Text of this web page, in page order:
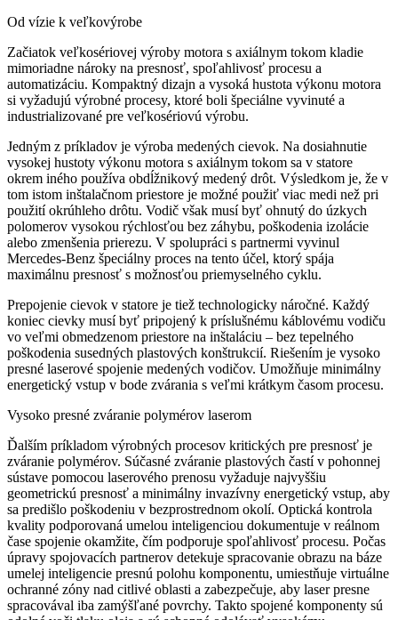
Od vízie k veľkovýrobe
Začiatok veľkosériovej výroby motora s axiálnym tokom kladie
mimoriadne nároky na presnosť, spoľahlivosť procesu a
automatizáciu. Kompaktný dizajn a vysoká hustota výkonu motora
si vyžadujú výrobné procesy, ktoré boli špeciálne vyvinuté a
industrializované pre veľkosériovú výrobu.
Jedným z príkladov je výroba medených cievok. Na dosiahnutie
vysokej hustoty výkonu motora s axiálnym tokom sa v statore
okrem iného používa obdĺžnikový medený drôt. Výsledkom je, že v
tom istom inštalačnom priestore je možné použiť viac medi než pri
použití okrúhleho drôtu. Vodič však musí byť ohnutý do úzkych
polomerov vysokou rýchlosťou bez záhybu, poškodenia izolácie
alebo zmenšenia prierezu. V spolupráci s partnermi vyvinul
Mercedes-Benz špeciálny proces na tento účel, ktorý spája
maximálnu presnosť s možnosťou priemyselného cyklu.
Prepojenie cievok v statore je tiež technologicky náročné. Každý
koniec cievky musí byť pripojený k príslušnému káblovému vodiču
vo veľmi obmedzenom priestore na inštaláciu – bez tepelného
poškodenia susedných plastových konštrukcií. Riešením je vysoko
presné laserové spojenie medených vodičov. Umožňuje minimálny
energetický vstup v bode zvárania s veľmi krátkym časom procesu.
Vysoko presné zváranie polymérov laserom
Ďalším príkladom výrobných procesov kritických pre presnosť je
zváranie polymérov. Súčasné zváranie plastových častí v pohonnej
sústave pomocou laserového prenosu vyžaduje najvyššiu
geometrickú presnosť a minimálny invazívny energetický vstup, aby
sa predišlo poškodeniu v bezprostrednom okolí. Optická kontrola
kvality podporovaná umelou inteligenciou dokumentuje v reálnom
čase spojenie okamžite, čím podporuje spoľahlivosť procesu. Počas
úpravy spojovacích partnerov detekuje spracovanie obrazu na báze
umelej inteligencie presnú polohu komponentu, umiestňuje virtuálne
ochranné zóny nad citlivé oblasti a zabezpečuje, aby laser presne
spracovával iba zamýšľané povrchy. Takto spojené komponenty sú